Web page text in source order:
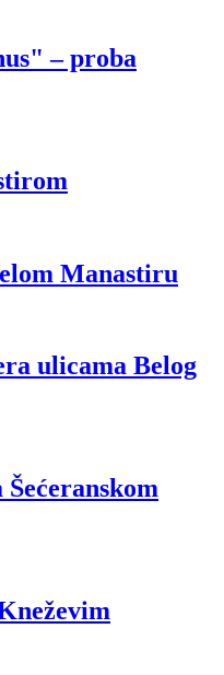
– proba
Manastiru
ulicama Belog